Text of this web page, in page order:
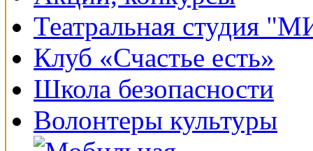
Театральная студия
Клуб «Счастье есть»
Школа безопасности
Волонтеры культуры